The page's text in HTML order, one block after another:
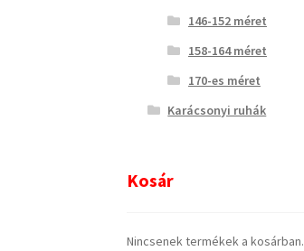
146-152 méret
158-164 méret
170-es méret
Karácsonyi ruhák
Kosár
Nincsenek termékek a kosárban.